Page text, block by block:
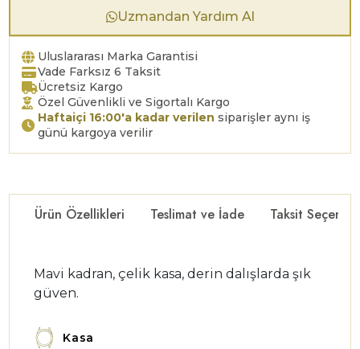
Uzmandan Yardım Al
Uluslararası Marka Garantisi
Vade Farksız 6 Taksit
Ücretsiz Kargo
Özel Güvenlikli ve Sigortalı Kargo
Haftaiçi 16:00'a kadar verilen siparişler aynı iş
günü kargoya verilir
Ürün Özellikleri Teslimat ve İade Taksit
Mavi kadran, çelik kasa, derin dalışlarda şık
güven.
Kasa